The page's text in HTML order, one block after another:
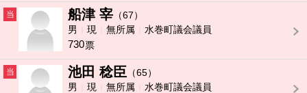
当 船津 宰 （67）
男
現 無所属 水巻町議会議員
730票
当 池田 稔臣 （65）
男
現 無所属 水巻町議会議員